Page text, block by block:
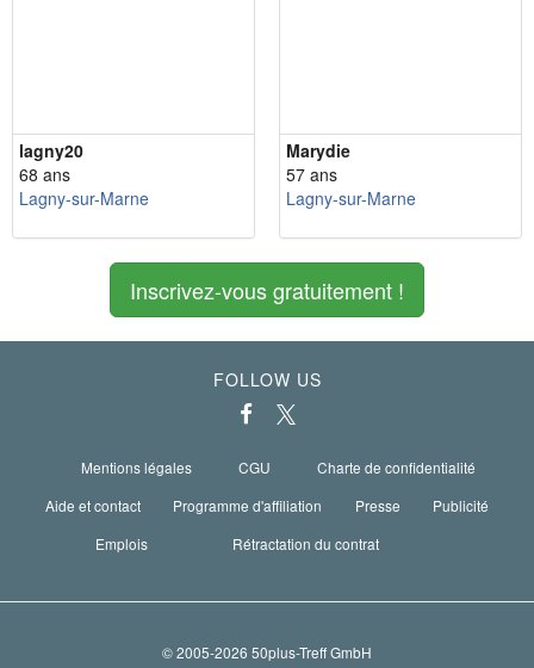
lagny20
68 ans
Lagny-sur-Marne
Marydie
57 ans
Lagny-sur-Marne
Inscrivez-vous gratuitement !
FOLLOW US
Mentions légales CGU
Charte de confidentialité
Aide et contact
Programme d'affiliation Presse
Publicité
Emplois
Rétractation du contrat
© 2005-2026 50plus-Treff GmbH